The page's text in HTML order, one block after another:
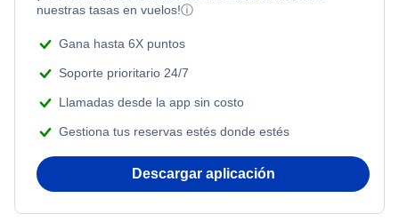
nuestras tasas en vuelos!ⓘ
Gana hasta 6X puntos
Soporte prioritario 24/7
Llamadas desde la app sin costo
Gestiona tus reservas estés donde estés
Descargar aplicación